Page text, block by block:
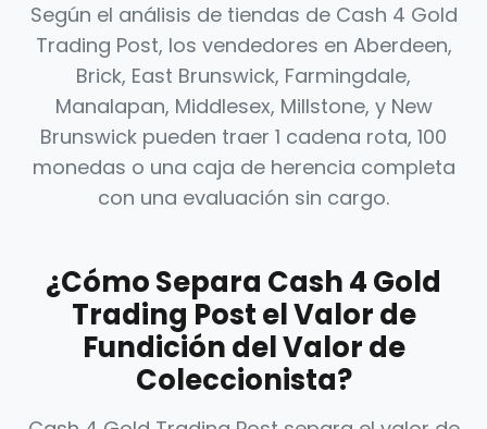
Según el análisis de tiendas de Cash 4 Gold
Trading Post, los vendedores en Aberdeen,
Brick, East Brunswick, Farmingdale,
Manalapan, Middlesex, Millstone, y New
Brunswick pueden traer 1 cadena rota, 100
monedas o una caja de herencia completa
con una evaluación sin cargo.
¿Cómo Separa Cash 4 Gold
Trading Post el Valor de
Fundición del Valor de
Coleccionista?